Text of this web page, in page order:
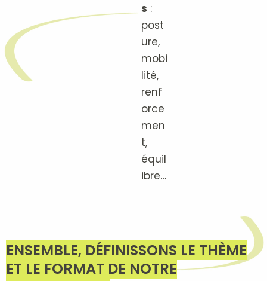
s :
post
ure,
mobi
lité,
renf
orce
men
t,
équil
ibre…
ENSEMBLE, DÉFINISSONS LE THÈME
ET LE FORMAT DE NOTRE